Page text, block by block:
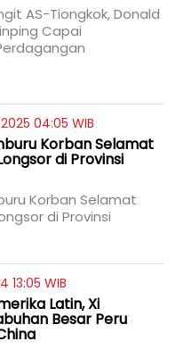
AS-Tiongkok, Donald
Capai
04:05 WIB
Korban Selamat
di Provinsi
Korban Selamat
di Provinsi
13:05 WIB
Latin, Xi
Besar Peru